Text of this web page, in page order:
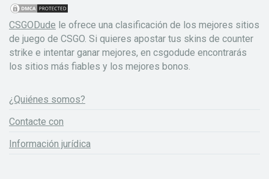
CSGODude le ofrece una clasificación de los mejores sitios
de juego de CSGO. Si quieres apostar tus skins de counter
strike e intentar ganar mejores, en csgodude encontrarás
los sitios más fiables y los mejores bonos.
¿Quiénes somos?
Contacte con
Información jurídica